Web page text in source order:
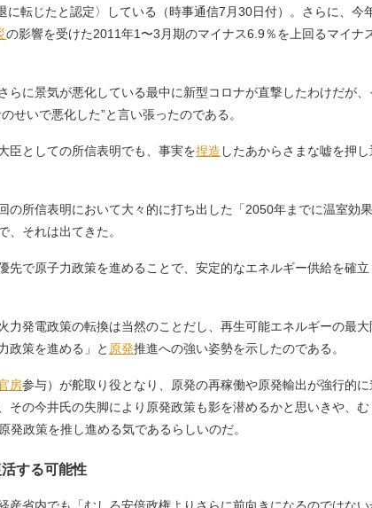
転じたと認定〉している（時事通信7月30日付）。さらに、今
の影響を受けた2011年1〜3月期のマイナス6.9％を上回るマイナ
らに景気が悪化している最中に新型コロナが直撃したわけだが、
せいで悪化した”と言い張ったのである。
臣としての所信表明でも、事実を捏造 したあからさまな嘘を押し
所信表明において大々的に打ち出した「2050年までに温室効
それは出てきた。
先で原子力政策を進めることで、安定的なエネルギー供給を確立
発電政策の転換は当然のことだし、再生可能エネルギーの最大
政策を進める」と 原発推進への強い姿勢を示したのである。
房参与）が舵取り役となり、原発の再稼働や原発輸出が強行的に
の今井氏の失脚により原発政策も影を潜めるかと思いきや、む
政策を推し進める気であるらしいのだ。
する可能性